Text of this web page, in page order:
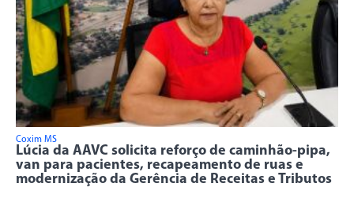
Coxim MS
Lúcia da AAVC solicita reforço de caminhão-pipa,
van para pacientes, recapeamento de ruas e
modernização da Gerência de Receitas e Tributos